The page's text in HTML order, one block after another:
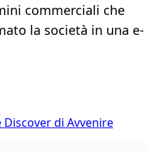
commerciali che
la società in una e-
di Avvenire